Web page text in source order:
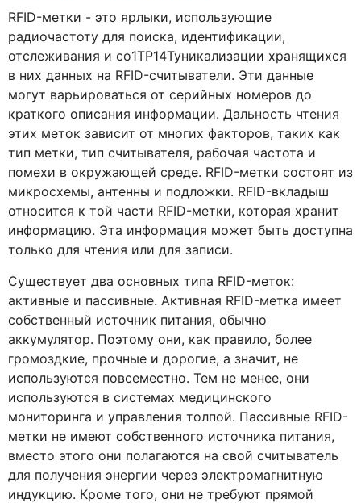
RFID-метки - это ярлыки, использующие
радиочастоту для поиска, идентификации,
отслеживания и со1TP14Туникализации хранящихся
в них данных на RFID-считыватели. Эти данные
могут варьироваться от серийных номеров до
краткого описания информации. Дальность чтения
этих меток зависит от многих факторов, таких как
тип метки, тип считывателя, рабочая частота и
помехи в окружающей среде. RFID-метки состоят из
микросхемы, антенны и подложки. RFID-вкладыш
относится к той части RFID-метки, которая хранит
информацию. Эта информация может быть доступна
только для чтения или для записи.
Существует два основных типа RFID-меток:
активные и пассивные. Активная RFID-метка имеет
собственный источник питания, обычно
аккумулятор. Поэтому они, как правило, более
громоздкие, прочные и дорогие, а значит, не
используются повсеместно. Тем не менее, они
используются в системах медицинского
мониторинга и управления толпой. Пассивные RFID-
метки не имеют собственного источника питания,
вместо этого они полагаются на свой считыватель
для получения энергии через электромагнитную
индукцию. Кроме того, они не требуют прямой